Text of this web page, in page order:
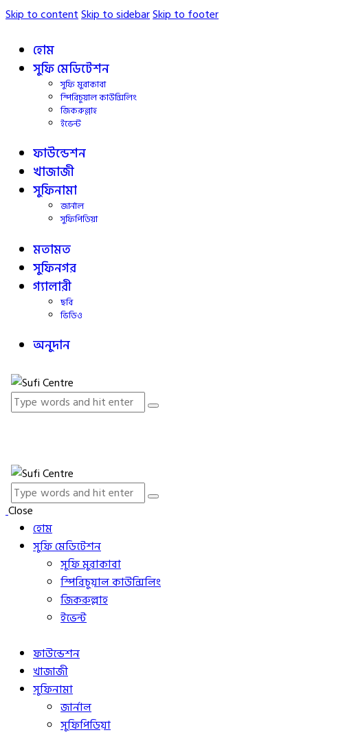
Skip to contentSkip to sidebarSkip to footer
হোম
সুফি মেডিটেশন
সুফি মুরাকাবা
স্পিরিচুয়াল কাউন্সিলিং
জিকরুল্লাহ
ইভেন্ট
ফাউন্ডেশন
খাজাজী
সুফিনামা
জার্নাল
সুফিপিডিয়া
মতামত
সুফিনগর
গ্যালারী
ছবি
ভিডিও
অনুদান
Close
হোম
সুফি মেডিটেশন
সুফি মুরাকাবা
স্পিরিচুয়াল কাউন্সিলিং
জিকরুল্লাহ
ইভেন্ট
ফাউন্ডেশন
খাজাজী
সুফিনামা
জার্নাল
সুফিপিডিয়া